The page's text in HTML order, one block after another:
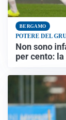
BERGAMO
POTERE DEL
Non sono
per cento: